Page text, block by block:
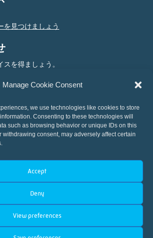
Manage Cookie Consent
we use technologies like cookies to store
Consenting to these technologies will
such as browsing behavior or unique IDs on this
withdrawing consent, may adversely affect certain
Accept
Deny
View preferences
を見つけましょう
を得ましょう。
80 80
おける国際的なイノベーター